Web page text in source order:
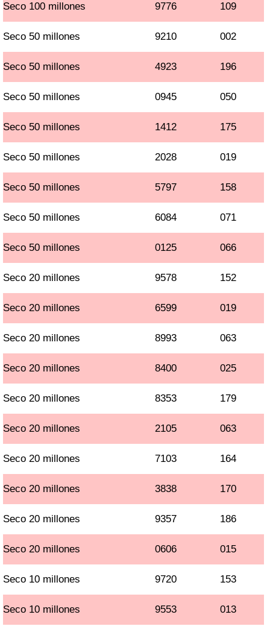
Seco 100 millones 9776 109
Seco 50 millones 9210 002
Seco 50 millones 4923 196
Seco 50 millones 0945 050
Seco 50 millones 1412 175
Seco 50 millones 2028 019
Seco 50 millones 5797 158
Seco 50 millones 6084 071
Seco 50 millones 0125 066
Seco 20 millones 9578 152
Seco 20 millones 6599 019
Seco 20 millones 8993 063
Seco 20 millones 8400 025
Seco 20 millones 8353 179
Seco 20 millones 2105 063
Seco 20 millones 7103 164
Seco 20 millones 3838 170
Seco 20 millones 9357 186
Seco 20 millones 0606 015
Seco 10 millones 9720 153
Seco 10 millones 9553 013